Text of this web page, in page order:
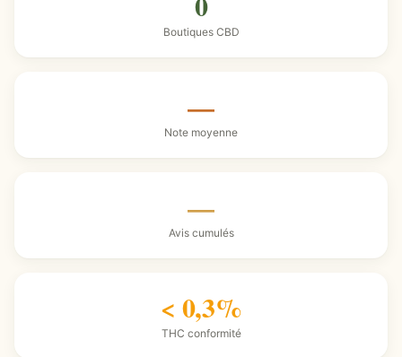
Boutiques CBD
—
Note moyenne
—
Avis cumulés
< 0,3%
THC conformité